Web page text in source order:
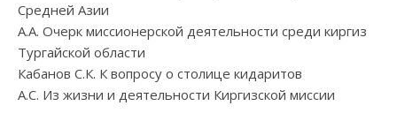
Средней Азии
А.А. Очерк миссионерской деятельности среди киргиз
Тургайской области
Кабанов С.К. К вопросу о столице кидаритов
А.С. Из жизни и деятельности Киргизской миссии